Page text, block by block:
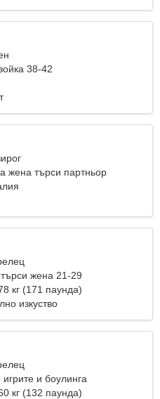
38-42
жена търси партньор
жена 21-29
кг (171 паунда)
изкуство
и боулинга
кг (132 паунда)